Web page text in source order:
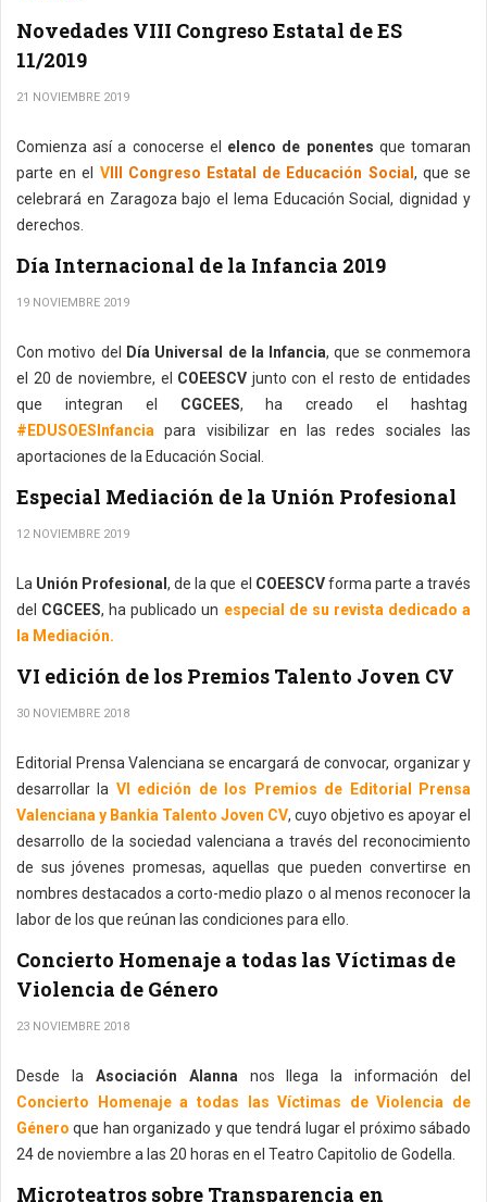
Novedades VIII Congreso Estatal de ES
11/2019
21 NOVIEMBRE 2019
Comienza así a conocerse el elenco de ponentes que tomaran
parte en el VIII Congreso Estatal de Educación Social , que se
celebrará en Zaragoza bajo el lema Educación Social, dignidad y
derechos.
Día Internacional de la Infancia 2019
19 NOVIEMBRE 2019
Con motivo del Día Universal de la Infancia, que se conmemora
el 20 de noviembre, el COEESCV junto con el resto de entidades
que integran el CGCEES, ha creado el hashtag
#EDUSOESInfancia para visibilizar en las redes sociales las
aportaciones de la Educación Social.
Especial Mediación de la Unión Profesional
12 NOVIEMBRE 2019
La Unión Profesional, de la que el COEESCVforma parte a través
del CGCEES, ha publicado un especial de su revista dedicado a
la Mediación.
VI edición de los Premios Talento Joven CV
30 NOVIEMBRE 2018
Editorial Prensa Valenciana se encargará de convocar, organizar y
desarrollar la VI edición de los Premios de Editorial Prensa
Valenciana y Bankia Talento Joven CV, cuyo objetivo es apoyar el
desarrollo de la sociedad valenciana a través del reconocimiento
de sus jóvenes promesas, aquellas que pueden convertirse en
nombres destacados a corto-medio plazo o al menos reconocer la
labor de los que reúnan las condiciones para ello.
Concierto Homenaje a todas las Víctimas de
Violencia de Género
23 NOVIEMBRE 2018
Desde la Asociación Alanna nos llega la información del
Concierto Homenaje a todas las Víctimas de Violencia de
Género que han organizado y que tendrá lugar el próximo sábado
24 de noviembre a las 20 horas en el Teatro Capitolio de Godella.
Microteatros sobre Transparencia en